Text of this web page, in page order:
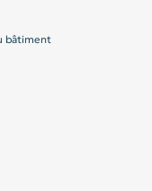
bâtiment